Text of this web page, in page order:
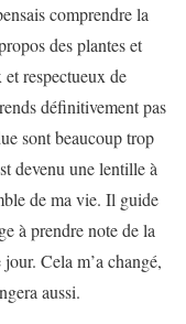
comprendre la
des plantes et
respectueux de
définitivement pas
sont beaucoup trop
devenu une lentille à
de ma vie. Il guide
à prendre note de la
Cela m’a changé,
aussi.